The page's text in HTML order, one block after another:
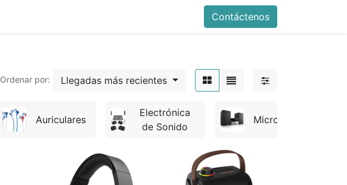
Contáctenos
Ordenar por: Llegadas más recientes
Auriculares
Electrónica
de Sonido
Microcadenas